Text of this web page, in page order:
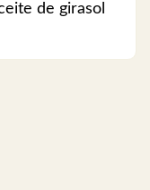
de girasol